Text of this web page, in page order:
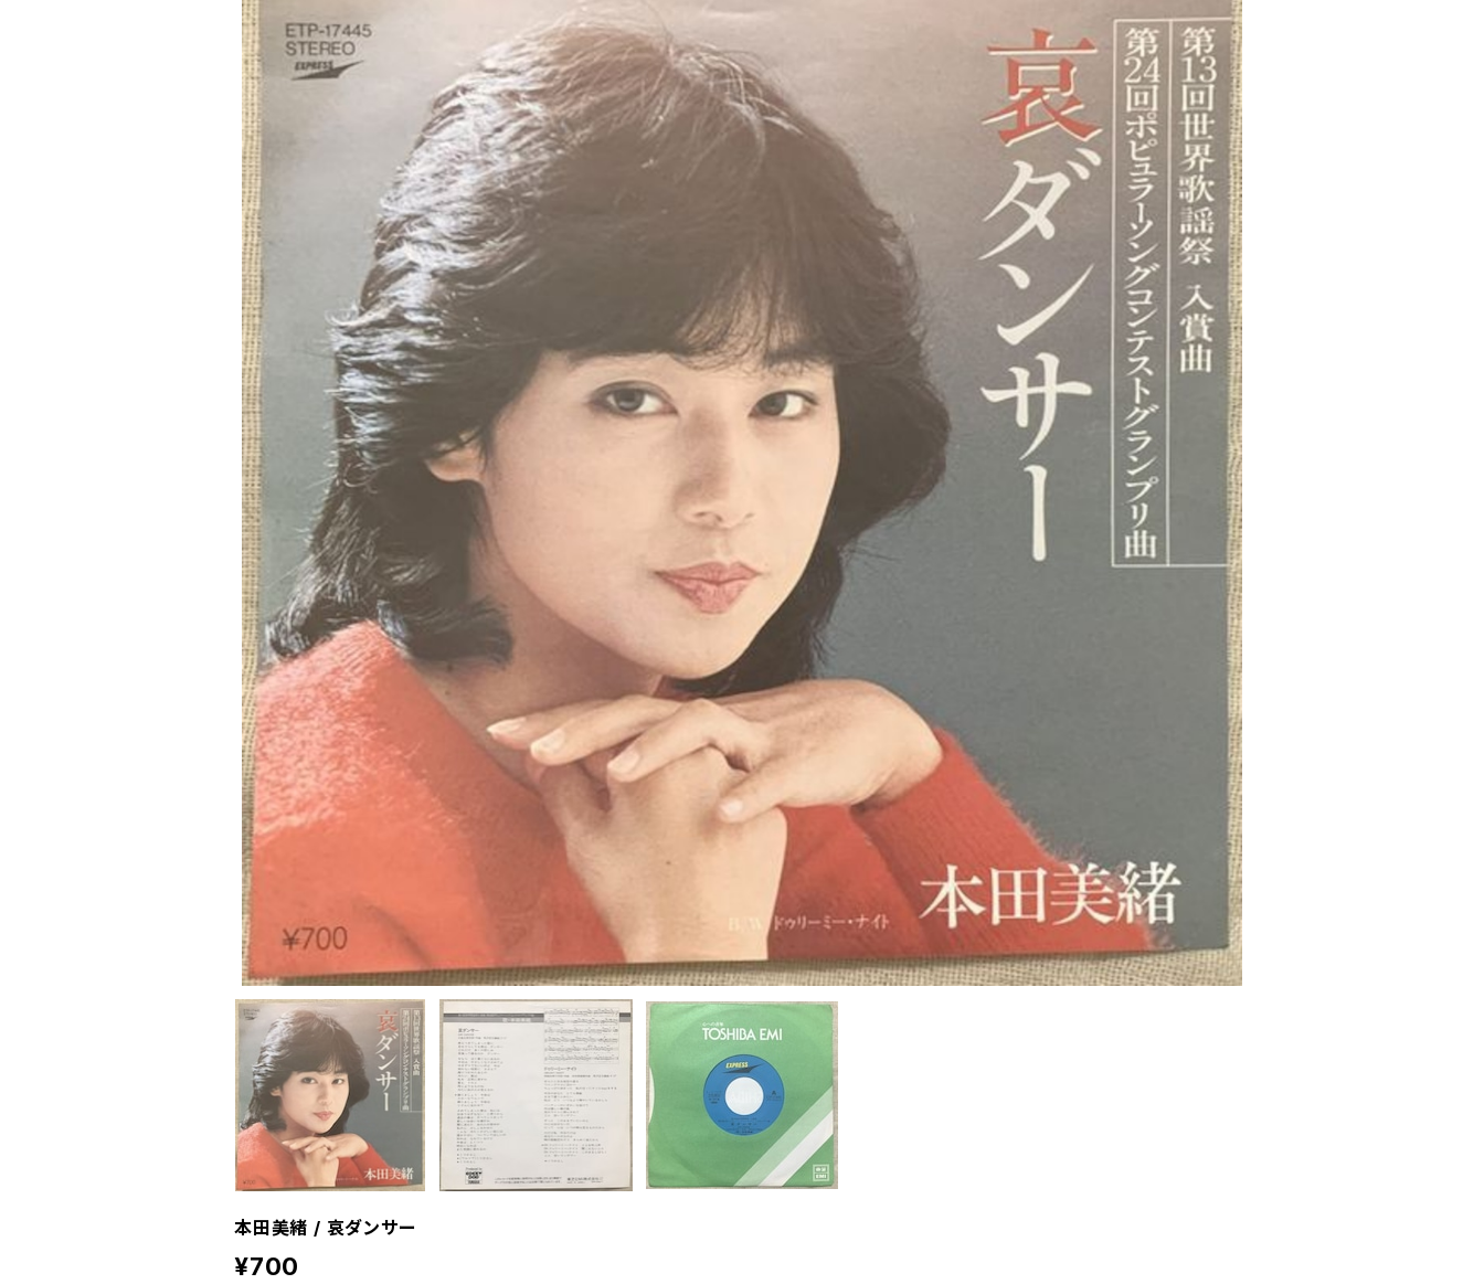
本田美緒 / 哀ダンサー
¥700